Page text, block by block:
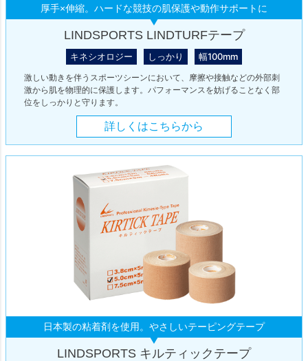
厚手×伸縮。ハードな競技の肌保護や動作サポートに
LINDSPORTS LINDTURFテープ
キネシオロジー しっかり 幅100mm
激しい動きを伴うスポーツシーンにおいて、摩擦や接触などの外部刺
激から肌を物理的に保護します。パフォーマンスを妨げることなく部
位をしっかりと守ります。
詳しくはこちらから
日本製の粘着剤を使用。やさしいテーピングテープ
LINDSPORTS キルティックテープ